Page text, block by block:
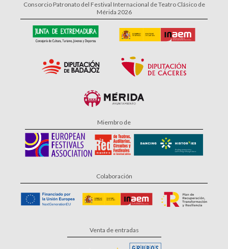
Consorcio Patronato del Festival Internacional de Teatro Clásico de
Mérida 2026
Miembro de
Colaboración
Venta de entradas